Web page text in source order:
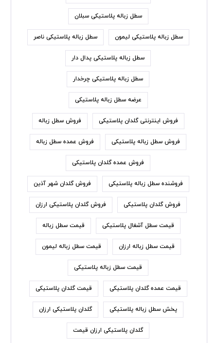
سطل زباله پلاستیکی سبلان
سطل زباله پلاستیکی لیمون سطل زباله پلاستیکی ناصر
سطل زباله پلاستیکی پدال دار
سطل زباله پلاستیکی چرخدار
عرضه سطل زباله پلاستیکی
فروش اینترنتی گلدان پلاستیکی فروش سطل زباله
فروش سطل زباله پلاستیکی فروش عمده سطل زباله
فروش عمده گلدان پلاستیکی
فروشنده سطل زباله پلاستیکی فروش گلدان شهر آذین
فروش گلدان پلاستیکی فروش گلدان پلاستیکی ارزان
قیمت سطل آشغال پلاستیکی قیمت سطل زباله
قیمت سطل زباله ارزان قیمت سطل زباله لیمون
قیمت سطل زباله پلاستیکی
قیمت عمده گلدان پلاستیکی قیمت گلدان پلاستیکی
پخش سطل زباله پلاستیکی گلدان پلاستیکی ارزان
گلدان پلاستیکی ارزان قیمت